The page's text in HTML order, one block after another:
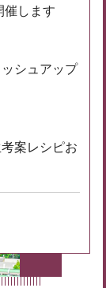
催します
シュアップ
案レシピお